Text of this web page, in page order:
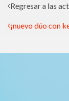
Regresar a las
¡nuevo dúo con